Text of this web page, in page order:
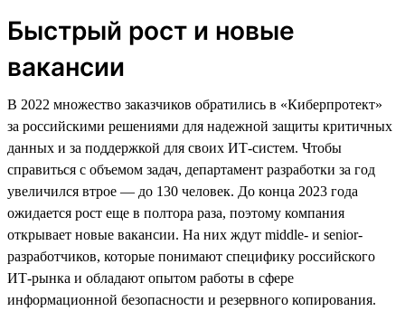
Быстрый рост и новые
вакансии
В 2022 множество заказчиков обратились в «Киберпротект»
за российскими решениями для надежной защиты критичных
данных и за поддержкой для своих ИТ-систем. Чтобы
справиться с объемом задач, департамент разработки за год
увеличился втрое — до 130 человек. До конца 2023 года
ожидается рост еще в полтора раза, поэтому компания
открывает новые вакансии. На них ждут middle- и senior-
разработчиков, которые понимают специфику российского
ИТ-рынка и обладают опытом работы в сфере
информационной безопасности и резервного копирования.